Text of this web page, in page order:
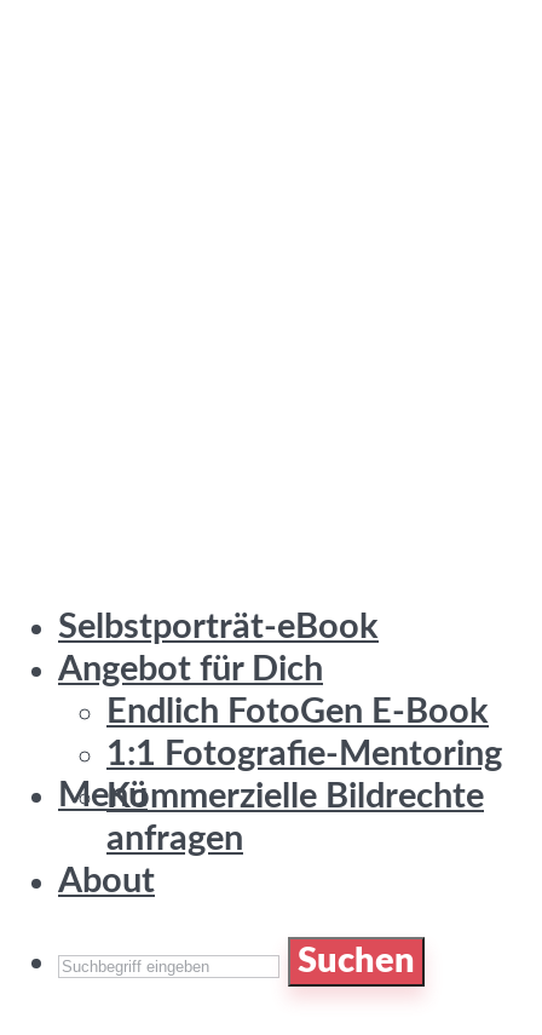
Selbstporträt-eBook
Angebot für Dich
Endlich FotoGen E-Book
1:1 Fotografie-Mentoring
Kommerzielle Bildrechte
anfragen
About
Suchen
Menü